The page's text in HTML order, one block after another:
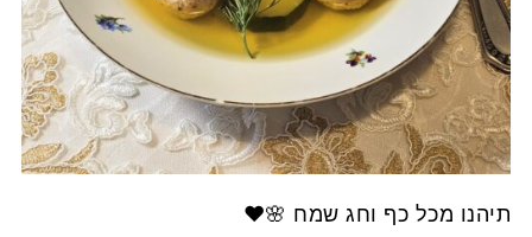
תיהנו מכל כף וחג שמח 🌸❤️